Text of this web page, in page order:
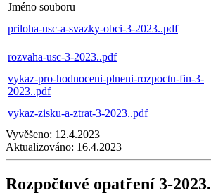
Jméno souboru
priloha-usc-a-svazky-obci-3-2023..pdf
rozvaha-usc-3-2023..pdf
vykaz-pro-hodnoceni-plneni-rozpoctu-fin-3-
2023..pdf
vykaz-zisku-a-ztrat-3-2023..pdf
Vyvěšeno: 12.4.2023
Aktualizováno: 16.4.2023
Rozpočtové opatření 3-2023.